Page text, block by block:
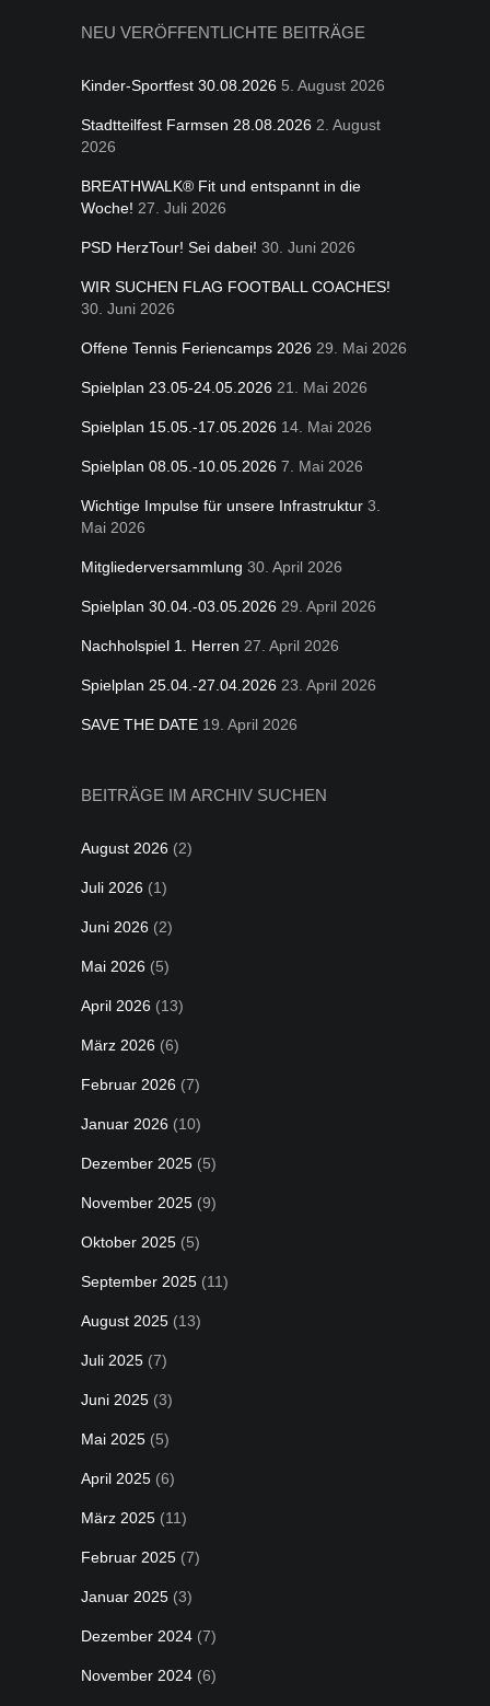
NEU VERÖFFENTLICHTE BEITRÄGE
Kinder-Sportfest 30.08.2026 5. August 2026
Stadtteilfest Farmsen 28.08.2026 2. August
2026
BREATHWALK® Fit und entspannt in die
Woche! 27. Juli 2026
PSD HerzTour! Sei dabei! 30. Juni 2026
WIR SUCHEN FLAG FOOTBALL COACHES!
30. Juni 2026
Offene Tennis Feriencamps 2026 29. Mai 2026
Spielplan 23.05-24.05.2026 21. Mai 2026
Spielplan 15.05.-17.05.2026 14. Mai 2026
Spielplan 08.05.-10.05.2026 7. Mai 2026
Wichtige Impulse für unsere Infrastruktur 3.
Mai 2026
Mitgliederversammlung 30. April 2026
Spielplan 30.04.-03.05.2026 29. April 2026
Nachholspiel 1. Herren 27. April 2026
Spielplan 25.04.-27.04.2026 23. April 2026
SAVE THE DATE 19. April 2026
BEITRÄGE IM ARCHIV SUCHEN
August 2026 (2)
Juli 2026 (1)
Juni 2026 (2)
Mai 2026 (5)
April 2026 (13)
März 2026 (6)
Februar 2026 (7)
Januar 2026 (10)
Dezember 2025 (5)
November 2025 (9)
Oktober 2025 (5)
September 2025 (11)
August 2025 (13)
Juli 2025 (7)
Juni 2025 (3)
Mai 2025 (5)
April 2025 (6)
März 2025 (11)
Februar 2025 (7)
Januar 2025 (3)
Dezember 2024 (7)
November 2024 (6)